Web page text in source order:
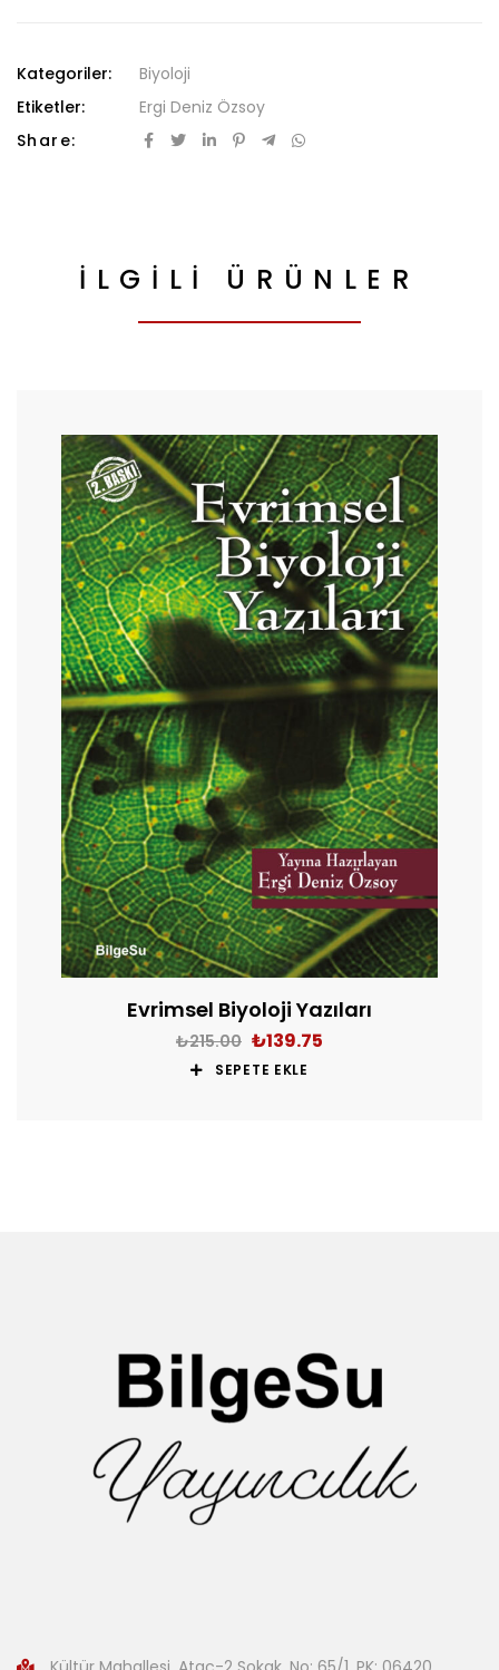
Kategoriler:
Biyoloji
Etiketler:
Ergi Deniz Özsoy
Share:
İLGILI ÜRÜNLER
Evrimsel Biyoloji Yazıları
₺215.00 ₺139.75
SEPETE EKLE